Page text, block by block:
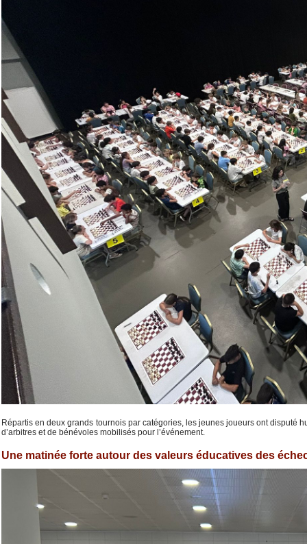
Répartis en deux grands tournois par catégories, les jeunes joueurs ont disputé
d’arbitres et de bénévoles mobilisés pour l’événement.
Une matinée forte autour des valeurs éducatives des